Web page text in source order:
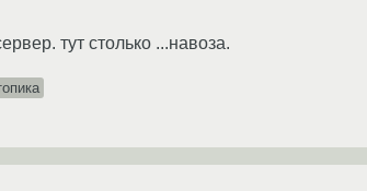
тут столько ...навоза.